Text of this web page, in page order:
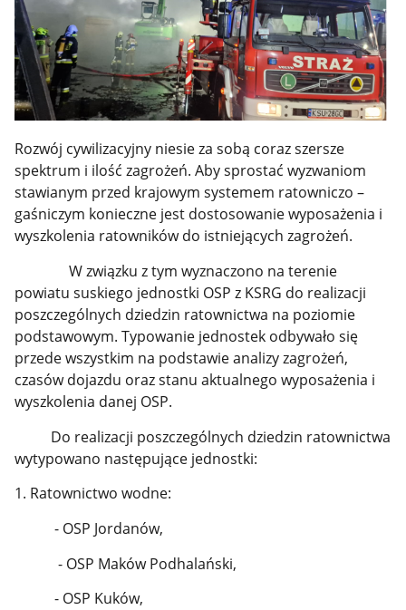
Rozwój cywilizacyjny niesie za sobą coraz szersze
spektrum i ilość zagrożeń. Aby sprostać wyzwaniom
stawianym przed krajowym systemem ratowniczo –
gaśniczym konieczne jest dostosowanie wyposażenia i
wyszkolenia ratowników do istniejących zagrożeń.
W związku z tym wyznaczono na terenie
powiatu suskiego jednostki OSP z KSRG do realizacji
poszczególnych dziedzin ratownictwa na poziomie
podstawowym. Typowanie jednostek odbywało się
przede wszystkim na podstawie analizy zagrożeń,
czasów dojazdu oraz stanu aktualnego wyposażenia i
wyszkolenia danej OSP.
Do realizacji poszczególnych dziedzin ratownictwa
wytypowano następujące jednostki:
1. Ratownictwo wodne:
- OSP Jordanów,
- OSP Maków Podhalański,
- OSP Kuków,